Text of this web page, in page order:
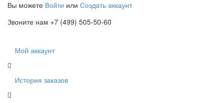
Вы можете Войти или Создать аккаунт
Звоните нам +7 (499) 505-50-60
Мой аккаунт
История заказов